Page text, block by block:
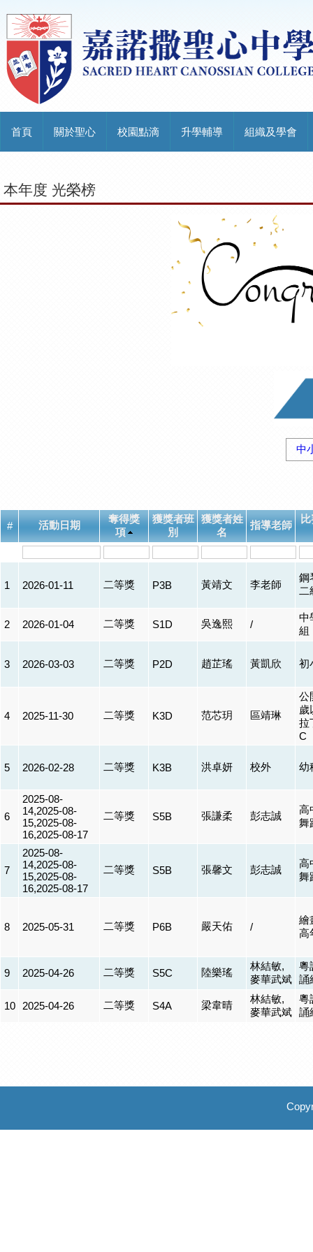
首頁 關於聖心 校園點滴 升學輔導 組織及學會
本年度 光榮榜
中
# 活動日期
奪得獎
項
獲獎者班
別
獲獎者姓
名
指導老師
比
1 2026-01-11 二等獎 P3B 黃靖文 李老師
鋼
二
2 2026-01-04 二等獎 S1D 吳逸熙 /
中
組
3 2026-03-03 二等獎 P2D 趙芷瑤 黃凱欣 初
4 2025-11-30 二等獎 K3D 范芯玥 區靖琳
公
歲
拉
C
5 2026-02-28 二等獎 K3B 洪卓妍 校外 幼
6
2025-08-
14,2025-08-
15,2025-08-
16,2025-08-17
二等獎 S5B 張謙柔 彭志誠
高
舞
7
2025-08-
14,2025-08-
15,2025-08-
16,2025-08-17
二等獎 S5B 張馨文 彭志誠
高
舞
8 2025-05-31 二等獎 P6B 嚴天佑 /
繪
高
9 2025-04-26 二等獎 S5C 陸樂瑤
林結敏,
麥華武斌
粵
誦
10 2025-04-26 二等獎 S4A 梁韋晴
林結敏,
麥華武斌
粵
誦